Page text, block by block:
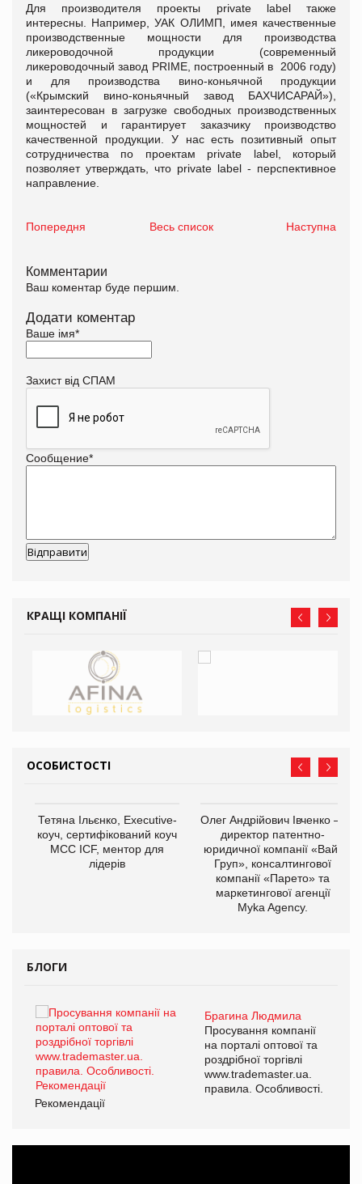
Для производителя проекты private label также
интересны. Например, УАК ОЛИМП, имея качественные
производственные мощности для производства
ликероводочной продукции (современный
ликероводочный завод PRIME, построенный в 2006 году)
и для производства вино-коньячной продукции
(«Крымский вино-коньячный завод БАХЧИСАРАЙ»),
заинтересован в загрузке свободных производственных
мощностей и гарантирует заказчику производство
качественной продукции. У нас есть позитивный опыт
сотрудничества по проектам private label, который
позволяет утверждать, что private label - перспективное
направление.
Попередня Весь список Наступна
Комментарии
Ваш коментар буде першим.
Додати коментар
Ваше імя*
Захист від СПАМ
Сообщение*
КРАЩІ КОМПАНІЇ
ОСОБИСТОСТІ
Тетяна Ільєнко, Executive-
коуч, сертифікований коуч
МСС ICF, ментор для
лідерів
Олег Андрійович Івченко —
директор патентно-
юридичної компанії «Вайз
Груп», консалтингової
компанії «Парето» та
маркетингової агенції
Myka Agency.
БЛОГИ
Брагина Людмила
Просування компанії
на порталі оптової та
роздрібної торгівлі
www.trademaster.ua.
правила. Особливості.
Рекомендації